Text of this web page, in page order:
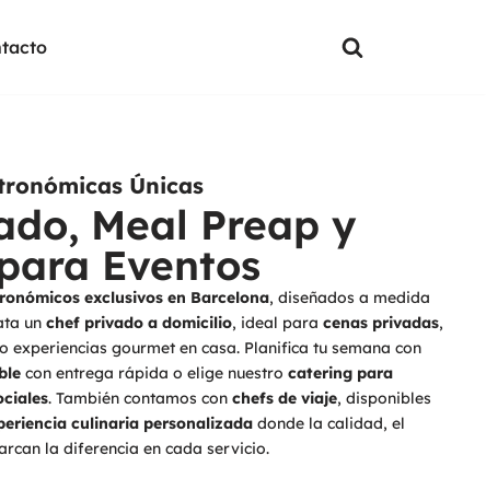
Únicas
Meal Preap y
Eventos
exclusivos en Barcelona, diseñados a medida
un chef privado a domicilio, ideal para cenas privadas,
o experiencias gourmet en casa. Planifica tu semana con
con entrega rápida o elige nuestro catering para
. También contamos con chefs de viaje, disponibles
culinaria personalizada donde la calidad, el
la diferencia en cada servicio.